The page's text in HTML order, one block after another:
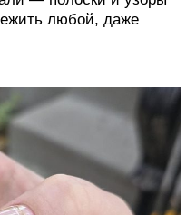
любой, даже